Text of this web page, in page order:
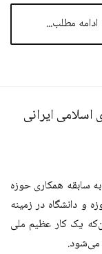
ادامه مطلب...
اسلامی ایرانی
سابقه همکاری حوزه
و دانشگاه در زمینه
یک کار عظیم ملی
می‌شود.